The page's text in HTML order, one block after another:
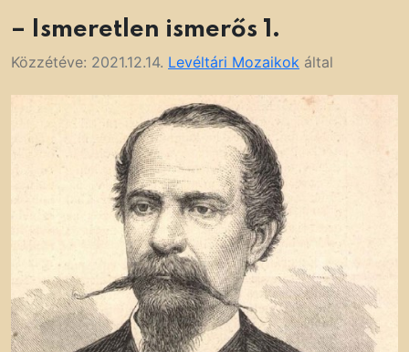
– Ismeretlen ismerős 1.
Közzétéve: 2021.12.14. Levéltári Mozaikok által